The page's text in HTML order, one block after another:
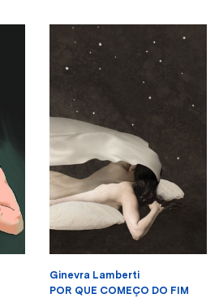
Ginevra Lamberti
POR QUE COMEÇO DO FIM